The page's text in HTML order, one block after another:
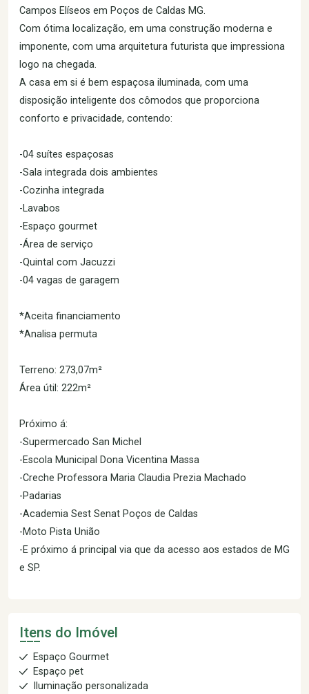
Campos Elíseos em Poços de Caldas MG.
Com ótima localização, em uma construção moderna e
imponente, com uma arquitetura futurista que impressiona
logo na chegada.
A casa em si é bem espaçosa iluminada, com uma
disposição inteligente dos cômodos que proporciona
conforto e privacidade, contendo:
-04 suítes espaçosas
-Sala integrada dois ambientes
-Cozinha integrada
-Lavabos
-Espaço gourmet
-Área de serviço
-Quintal com Jacuzzi
-04 vagas de garagem
*Aceita financiamento
*Analisa permuta
Terreno: 273,07m²
Área útil: 222m²
Próximo á:
-Supermercado San Michel
-Escola Municipal Dona Vicentina Massa
-Creche Professora Maria Claudia Prezia Machado
-Padarias
-Academia Sest Senat Poços de Caldas
-Moto Pista União
-E próximo á principal via que da acesso aos estados de MG
e SP.
Itens do Imóvel
Espaço Gourmet
Espaço pet
Iluminação personalizada